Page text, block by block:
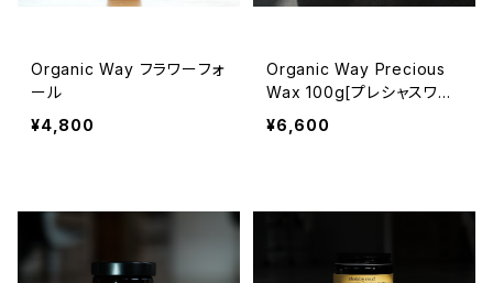
Organic Way フラワーフォ
ール
¥4,800
Organic Way Precious
Wax 100g[プレシャスワッ
クス]
¥6,600